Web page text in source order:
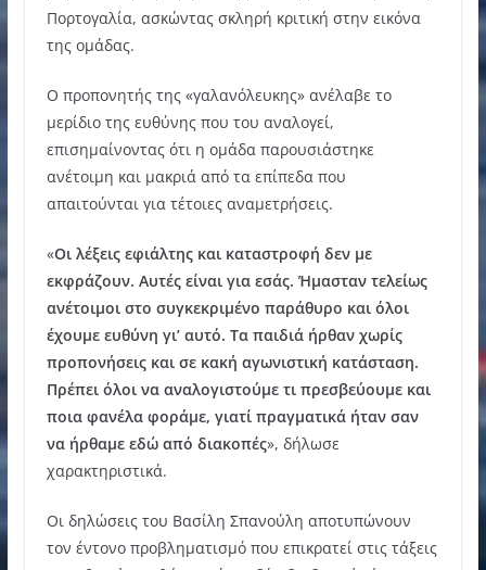
Πορτογαλία, ασκώντας σκληρή κριτική στην εικόνα
της ομάδας.
Ο προπονητής της «γαλανόλευκης» ανέλαβε το
μερίδιο της ευθύνης που του αναλογεί,
επισημαίνοντας ότι η ομάδα παρουσιάστηκε
ανέτοιμη και μακριά από τα επίπεδα που
απαιτούνται για τέτοιες αναμετρήσεις.
«Οι λέξεις εφιάλτης και καταστροφή δεν με
εκφράζουν. Αυτές είναι για εσάς. Ήμασταν τελείως
ανέτοιμοι στο συγκεκριμένο παράθυρο και όλοι
έχουμε ευθύνη γι’ αυτό. Τα παιδιά ήρθαν χωρίς
προπονήσεις και σε κακή αγωνιστική κατάσταση.
Πρέπει όλοι να αναλογιστούμε τι πρεσβεύουμε και
ποια φανέλα φοράμε, γιατί πραγματικά ήταν σαν
να ήρθαμε εδώ από διακοπές», δήλωσε
χαρακτηριστικά.
Οι δηλώσεις του Βασίλη Σπανούλη αποτυπώνουν
τον έντονο προβληματισμό που επικρατεί στις τάξεις